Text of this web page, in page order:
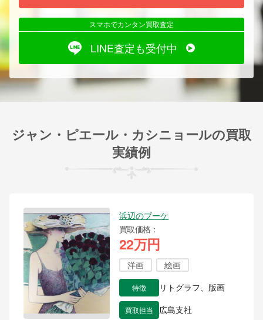
スマホでカンタン買取査定
LINE査定も受付中
ジャン・ピエール・カシニョールの買取
実績例
浜辺のブーケ
買取価格
22万円
洋画 絵画
特徴 リトグラフ、版画
買取担当 広島支社